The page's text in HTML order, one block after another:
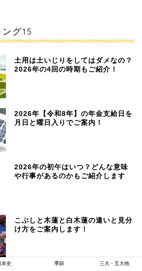
グ15
土用は土いじりをしてはダメなの？
2026年の4回の時期もご紹介！
2026年【令和8年】の年金支給日を
月日と曜日入りでご案内！
2026年の初午はいつ？どんな意味
や行事があるのかもご紹介します
こぶしと木蓮と白木蓮の違いと見分
け方をご案内します！
本史 季節 三大・五大他